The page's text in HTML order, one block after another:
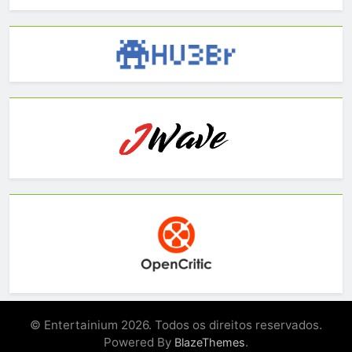
© Entertainium 2026. Todos os direitos reservados.
Powered By BlazeThemes.